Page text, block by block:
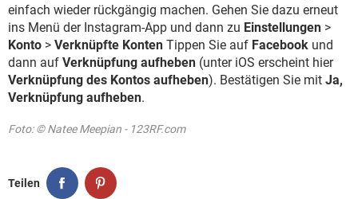
einfach wieder rückgängig machen. Gehen Sie dazu erneut
ins Menü der Instagram-App und dann zu Einstellungen >
Konto > Verknüpfte Konten Tippen Sie auf Facebook und
dann auf Verknüpfung aufheben (unter iOS erscheint hier
Verknüpfung des Kontos aufheben). Bestätigen Sie mit Ja,
Verknüpfung aufheben.
Foto: © Natee Meepian - 123RF.com
Teilen